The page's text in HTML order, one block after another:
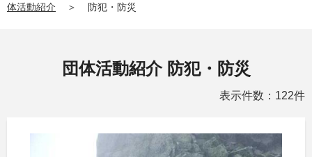
体活動紹介
＞ 防犯・防災
団体活動紹介 防犯・防災
表示件数：122件